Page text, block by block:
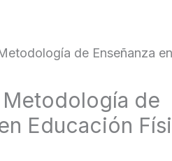
de Enseñanza
de
Educación